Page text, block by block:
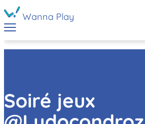
Wanna Play
Soiré jeux